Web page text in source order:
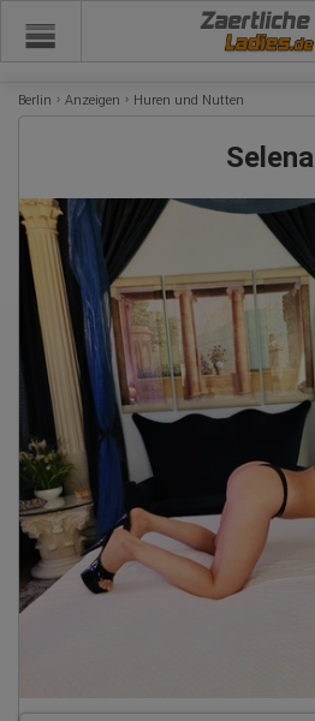
Zaertliche
Berlin Anzeigen Huren und Nutten
Selena